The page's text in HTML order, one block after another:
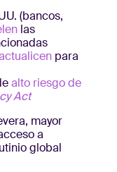
(bancos,
las
para
alto riesgo de
Act
mayor
a
global